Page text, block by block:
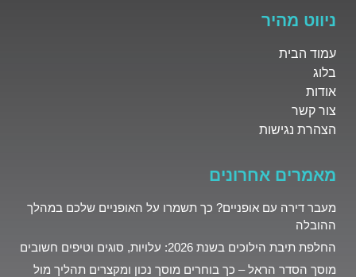
ניווט מהיר
עמוד הבית
בלוג
אודות
צור קשר
הצהרת נגישות
מאמרים אחרונים
מעבר דירה עם אופניים? כך תשמרו על האופניים שלכם במהלך
ההובלה
החלפת תיבת הילוכים בשנת 2026: עלויות, סוגים וטיפים חשובים
מוסך הסדר הראל – כך בוחרים מוסך נכון ומקצרים תהליך מול